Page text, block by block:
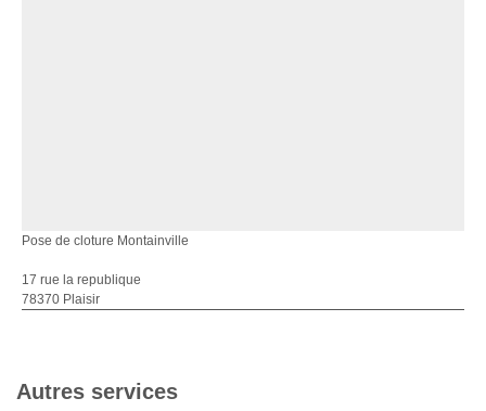
Pose de cloture Montainville
17 rue la republique
78370 Plaisir
Autres services